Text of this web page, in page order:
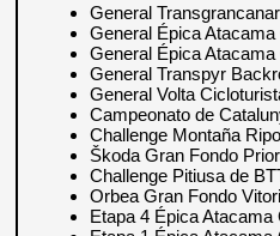
General
General Épica
General Épica Atacama
General Transpyr
General Volta
Campeonato de
Challenge Montaña
Škoda Gran Fondo
Challenge Pitiusa de
Orbea Gran Fondo
Etapa 4 Épica Atacama